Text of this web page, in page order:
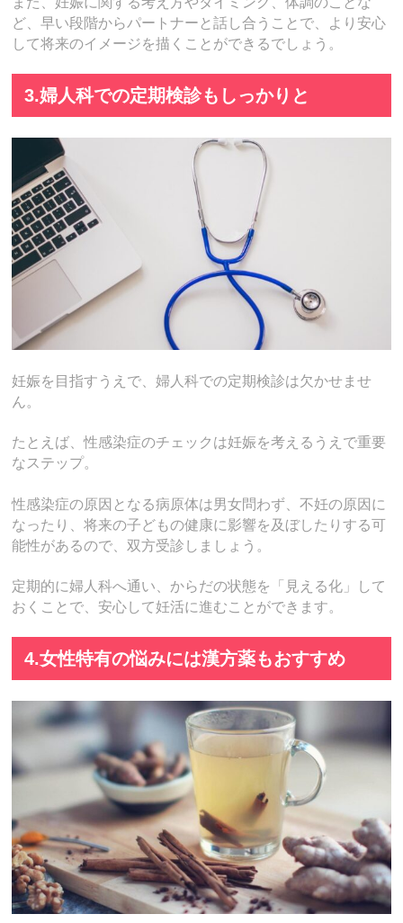
ど、早い段階からパートナーと話し合うことで、より安心
して将来のイメージを描くことができるでしょう。
3.婦人科での定期検診もしっかりと
妊娠を目指すうえで、婦人科での定期検診は欠かせませ
ん。
たとえば、性感染症のチェックは妊娠を考えるうえで重要
なステップ。
性感染症の原因となる病原体は男女問わず、不妊の原因に
なったり、将来の子どもの健康に影響を及ぼしたりする可
能性があるので、双方受診しましょう。
定期的に婦人科へ通い、からだの状態を「見える化」して
おくことで、安心して妊活に進むことができます。
4.女性特有の悩みには漢方薬もおすすめ